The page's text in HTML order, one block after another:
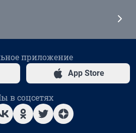
приложение
App Store
в соцсетях